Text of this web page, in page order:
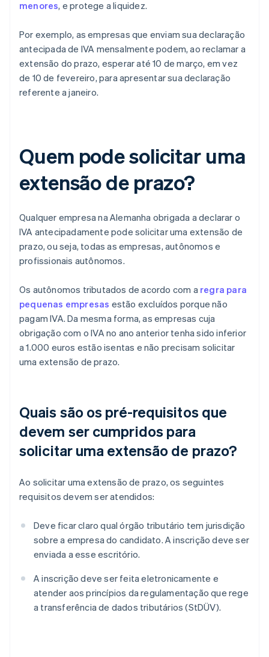
menores, e protege a liquidez.
Por exemplo, as empresas que enviam sua declaração
antecipada de IVA mensalmente podem, ao reclamar a
extensão do prazo, esperar até 10 de março, em vez
de 10 de fevereiro, para apresentar sua declaração
referente a janeiro.
Quem pode solicitar uma
extensão de prazo?
Qualquer empresa na Alemanha obrigada a declarar o
IVA antecipadamente pode solicitar uma extensão de
prazo, ou seja, todas as empresas, autônomos e
profissionais autônomos.
Os autônomos tributados de acordo com a regra para
pequenas empresas estão excluídos porque não
pagam IVA. Da mesma forma, as empresas cuja
obrigação com o IVA no ano anterior tenha sido inferior
a 1.000 euros estão isentas e não precisam solicitar
uma extensão de prazo.
Quais são os pré-requisitos que
devem ser cumpridos para
solicitar uma extensão de prazo?
Ao solicitar uma extensão de prazo, os seguintes
requisitos devem ser atendidos:
Deve ficar claro qual órgão tributário tem jurisdição
sobre a empresa do candidato. A inscrição deve ser
enviada a esse escritório.
A inscrição deve ser feita eletronicamente e
atender aos princípios da regulamentação que rege
a transferência de dados tributários (StDÜV).